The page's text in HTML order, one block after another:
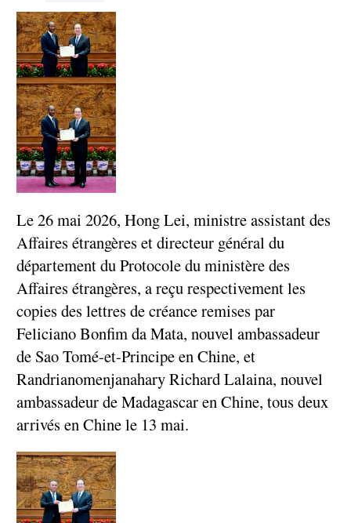
Le 26 mai 2026, Hong Lei, ministre assistant des
Affaires étrangères et directeur général du
département du Protocole du ministère des
Affaires étrangères, a reçu respectivement les
copies des lettres de créance remises par
Feliciano Bonfim da Mata, nouvel ambassadeur
de Sao Tomé-et-Principe en Chine, et
Randrianomenjanahary Richard Lalaina, nouvel
ambassadeur de Madagascar en Chine, tous deux
arrivés en Chine le 13 mai.